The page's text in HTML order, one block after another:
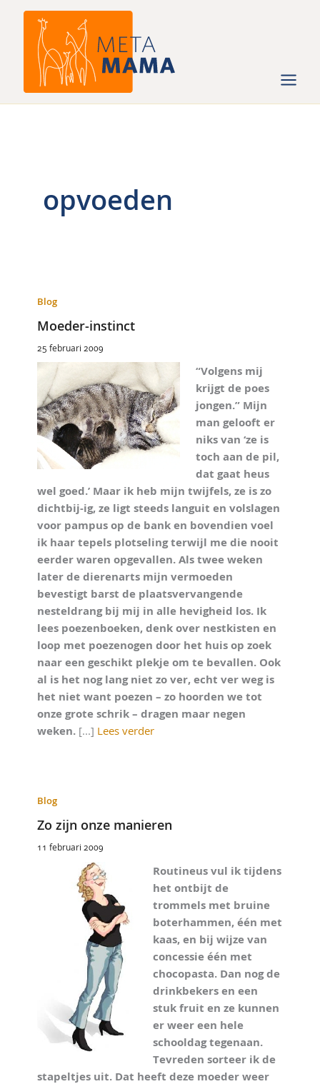
opvoeden
Blog
Moeder-instinct
25 februari 2009
“Volgens mij
krijgt de poes
jongen.” Mijn
man gelooft er
niks van ‘ze is
toch aan de pil,
dat gaat heus
wel goed.’ Maar ik heb mijn twijfels, ze is zo
dichtbij-ig, ze ligt steeds languit en volslagen
voor pampus op de bank en bovendien voel
ik haar tepels plotseling terwijl me die nooit
eerder waren opgevallen. Als twee weken
later de dierenarts mijn vermoeden
bevestigt barst de plaatsvervangende
nesteldrang bij mij in alle hevigheid los. Ik
lees poezenboeken, denk over nestkisten en
loop met poezenogen door het huis op zoek
naar een geschikt plekje om te bevallen. Ook
al is het nog lang niet zo ver, echt ver weg is
het niet want poezen – zo hoorden we tot
onze grote schrik – dragen maar negen
weken. [...] Lees verder
Blog
Zo zijn onze manieren
11 februari 2009
Routineus vul ik tijdens
het ontbijt de
trommels met bruine
boterhammen, één met
kaas, en bij wijze van
concessie één met
chocopasta. Dan nog de
drinkbekers en een
stuk fruit en ze kunnen
er weer een hele
schooldag tegenaan.
Tevreden sorteer ik de
stapeltjes uit. Dat heeft deze moeder weer